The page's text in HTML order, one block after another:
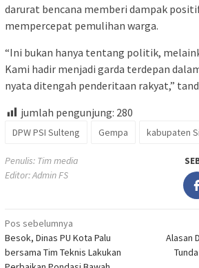
darurat bencana memberi dampak
mempercepat pemulihan warga.
“Ini bukan hanya tentang politik,
Kami hadir menjadi garda terdepan
nyata ditengah penderitaan rakyat,”
jumlah pengunjung: 280
DPW PSI Sulteng Gempa kabupaten
Penulis: Tim media
Editor: Admin FS
Navigasi
pos
Pos sebelumnya
Besok, Dinas PU Kota Palu
bersama Tim Teknis Lakukan
Alasan